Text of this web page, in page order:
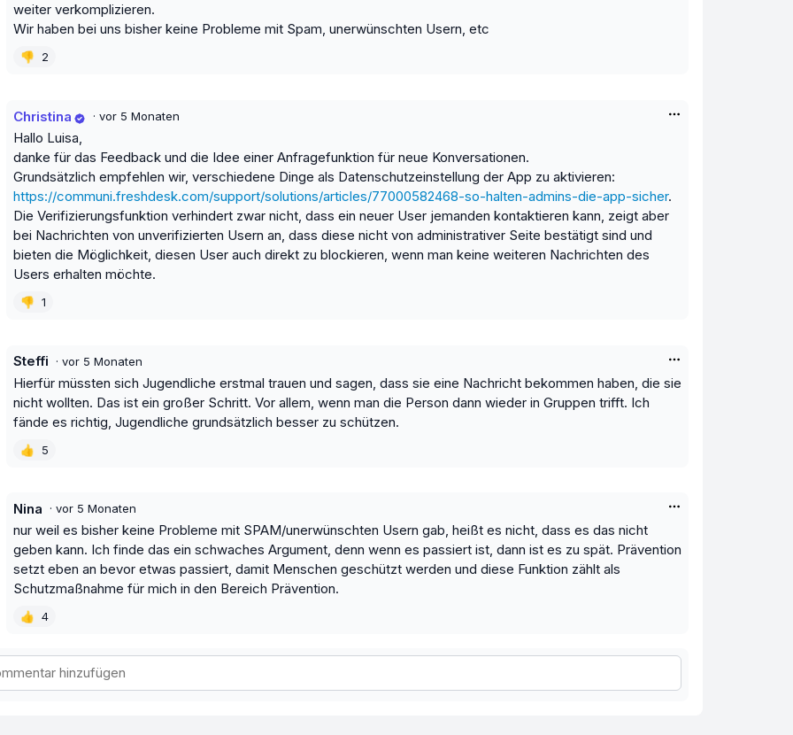
weiter verkomplizieren.
Wir haben bei uns bisher keine Probleme mit Spam, unerwünschten Usern, etc
👎 2
Christina · vor 5 Monaten
Hallo Luisa,
danke für das Feedback und die Idee einer Anfragefunktion für neue Konversationen.
Grundsätzlich empfehlen wir, verschiedene Dinge als Datenschutzeinstellung der App zu aktivieren:
https://communi.freshdesk.com/support/solutions/articles/77000582468-so-halten-admins-die-app-sicher.
Die Verifizierungsfunktion verhindert zwar nicht, dass ein neuer User jemanden kontaktieren kann, zeigt aber
bei Nachrichten von unverifizierten Usern an, dass diese nicht von administrativer Seite bestätigt sind und
bieten die Möglichkeit, diesen User auch direkt zu blockieren, wenn man keine weiteren Nachrichten des
Users erhalten möchte.
👎 1
Steffi · vor 5 Monaten
Hierfür müssten sich Jugendliche erstmal trauen und sagen, dass sie eine Nachricht bekommen haben, die sie
nicht wollten. Das ist ein großer Schritt. Vor allem, wenn man die Person dann wieder in Gruppen trifft. Ich
fände es richtig, Jugendliche grundsätzlich besser zu schützen.
👍 5
Nina · vor 5 Monaten
nur weil es bisher keine Probleme mit SPAM/unerwünschten Usern gab, heißt es nicht, dass es das nicht
geben kann. Ich finde das ein schwaches Argument, denn wenn es passiert ist, dann ist es zu spät. Prävention
setzt eben an bevor etwas passiert, damit Menschen geschützt werden und diese Funktion zählt als
Schutzmaßnahme für mich in den Bereich Prävention.
👍 4